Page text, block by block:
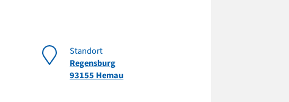
Standort
Regensburg
93155 Hemau